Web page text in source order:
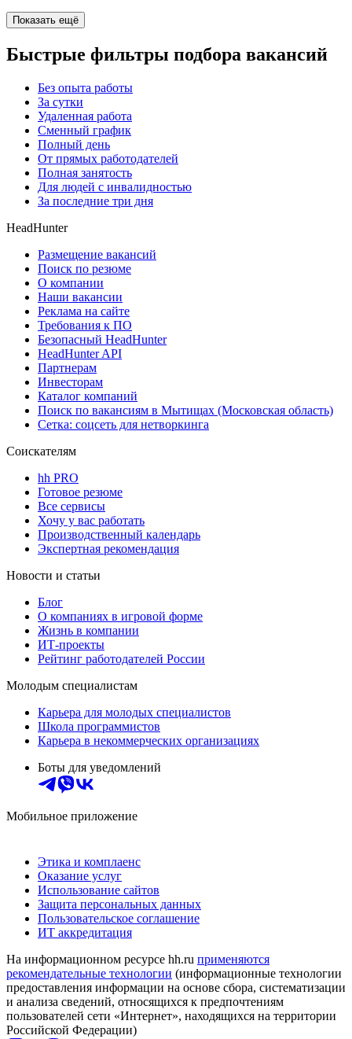
Показать ещё
Быстрые фильтры подбора вакансий
Без опыта работы
За сутки
Удаленная работа
Сменный график
Полный день
От прямых работодателей
Полная занятость
Для людей с инвалидностью
За последние три дня
HeadHunter
Размещение вакансий
Поиск по резюме
О компании
Наши вакансии
Реклама на сайте
Требования к ПО
Безопасный HeadHunter
HeadHunter API
Партнерам
Инвесторам
Каталог компаний
Поиск по вакансиям в Мытищах (Московская область)
Сетка: соцсеть для нетворкинга
Соискателям
hh PRO
Готовое резюме
Все сервисы
Хочу у вас работать
Производственный календарь
Экспертная рекомендация
Новости и статьи
Блог
О компаниях в игровой форме
Жизнь в компании
ИТ-проекты
Рейтинг работодателей России
Молодым специалистам
Карьера для молодых специалистов
Школа программистов
Карьера в некоммерческих организациях
Боты для уведомлений
Мобильное приложение
Этика и комплаенс
Оказание услуг
Использование сайтов
Защита персональных данных
Пользовательское соглашение
ИТ аккредитация
На информационном ресурсе hh.ru применяются
рекомендательные технологии (информационные технологии
предоставления информации на основе сбора, систематизации
и анализа сведений, относящихся к предпочтениям
пользователей сети «Интернет», находящихся на территории
Российской Федерации)